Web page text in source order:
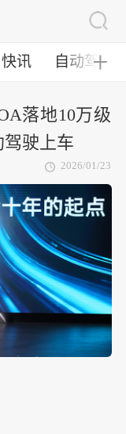
快讯 自动驾驶
╋
落地10万级
驾驶上车
2026/01/23